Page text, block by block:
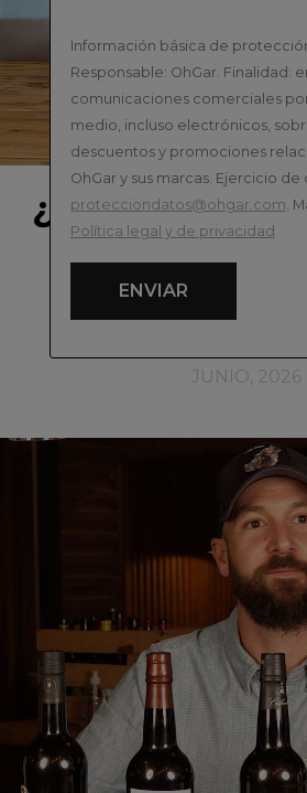
¿Cómo saber
está
claves
JUNIO, 2026
Información básica de
Responsable: OhGar. Finalidad:
comunicaciones comerciales
medio, incluso electrónicos,
descuentos y promociones
OhGar y sus marcas. Ejercicio de
protecciondatos@ohgar.com .
Política legal y de privacidad
ENVIAR